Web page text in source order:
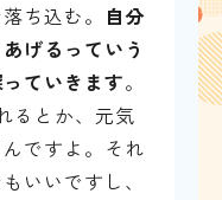
ち込む。 自分
げるっていう
ていきます。
るとか、元気
ですよ。それ
いいですし、